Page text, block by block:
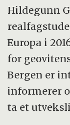
Hildegunn
Europa i
for
Bergen er
informerer
ta et